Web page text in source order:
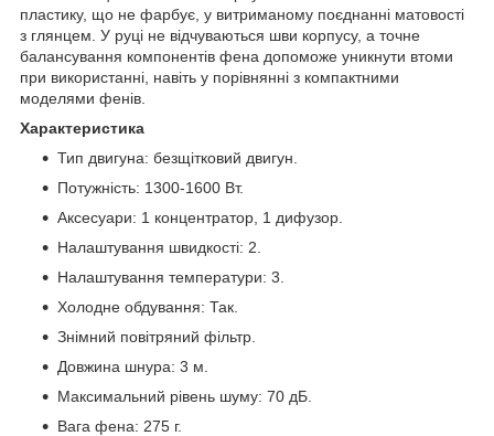
пластику, що не фарбує, у витриманому поєднанні матовості
з глянцем. У руці не відчуваються шви корпусу, а точне
балансування компонентів фена допоможе уникнути втоми
при використанні, навіть у порівнянні з компактними
моделями фенів.
Характеристика
Тип двигуна: безщітковий двигун.
Потужність: 1300-1600 Вт.
Аксесуари: 1 концентратор, 1 дифузор.
Налаштування швидкості: 2.
Налаштування температури: 3.
Холодне обдування: Так.
Знімний повітряний фільтр.
Довжина шнура: 3 м.
Максимальний рівень шуму: 70 дБ.
Вага фена: 275 г.